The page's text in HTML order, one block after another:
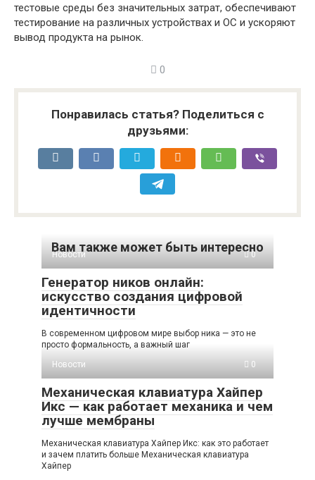
тестовые среды без значительных затрат, обеспечивают
тестирование на различных устройствах и ОС и ускоряют
вывод продукта на рынок.
0
Понравилась статья? Поделиться с
друзьями:
Вам также может быть интересно
Новости 0
Генератор ников онлайн:
искусство создания цифровой
идентичности
В современном цифровом мире выбор ника — это не
просто формальность, а важный шаг
Новости
0
Механическая клавиатура Хайпер
Икс — как работает механика и чем
лучше мембраны
Механическая клавиатура Хайпер Икс: как это работает
и зачем платить больше Механическая клавиатура
Хайпер